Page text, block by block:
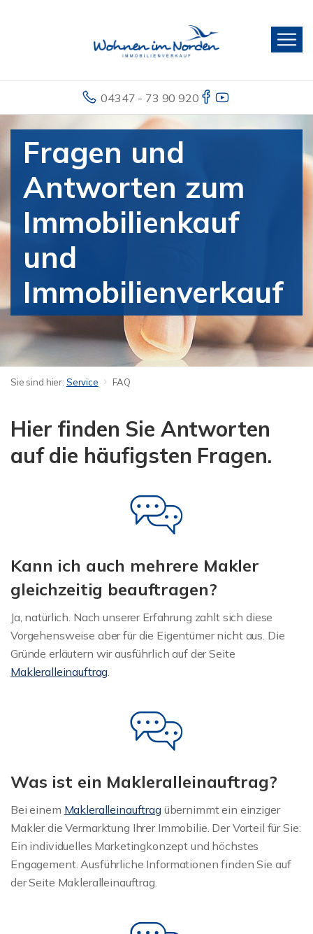
04347 - 73 90 920
Fragen und
Antworten zum
Immobilienkauf
und
Immobilienverkauf
Sie sind hier: Service FAQ
Hier finden Sie Antworten
auf die häufigsten Fragen.
Kann ich auch mehrere Makler
gleichzeitig beauftragen?
Ja, natürlich. Nach unserer Erfahrung zahlt sich diese
Vorgehensweise aber für die Eigentümer nicht aus. Die
Gründe erläutern wir ausführlich auf der Seite
Makleralleinauftrag.
Was ist ein Makleralleinauftrag?
Bei einem Makleralleinauftragübernimmt ein einziger
Makler die Vermarktung Ihrer Immobilie. Der Vorteil für Sie:
Ein individuelles Marketingkonzept und höchstes
Engagement. Ausführliche Informationen finden Sie auf
der Seite Makleralleinauftrag.